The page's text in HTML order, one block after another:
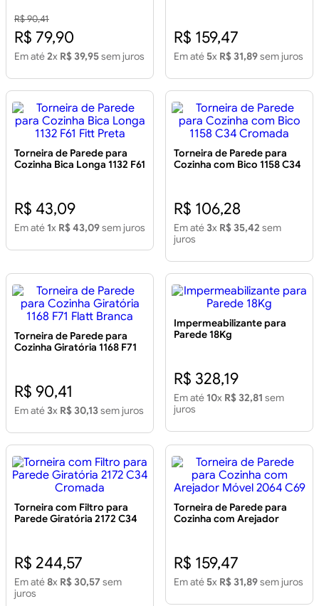
R$ 90,41
R$ 79,90
Em até2x R$ 39,95sem juros
R$ 159,47
Em até 5x R$ 31,89sem juros
Torneira de Parede para
Cozinha Bica Longa 1132 F61
R$ 43,09
Em até 1x R$ 43,09sem juros
Torneira de Parede para
Cozinha com Bico 1158 C34
R$ 106,28
Em até 3x R$ 35,42 sem
juros
Torneira de Parede para
Cozinha Giratória 1168 F71
R$ 90,41
Em até 3x R$ 30,13sem juros
Impermeabilizante para
Parede 18Kg
R$ 328,19
Em até 10x R$ 32,81 sem
juros
Torneira com Filtro para
Parede Giratória 2172 C34
R$ 244,57
Em até8x R$ 30,57 sem
juros
Torneira de Parede para
Cozinha com Arejador
R$ 159,47
Em até 5x R$ 31,89sem juros